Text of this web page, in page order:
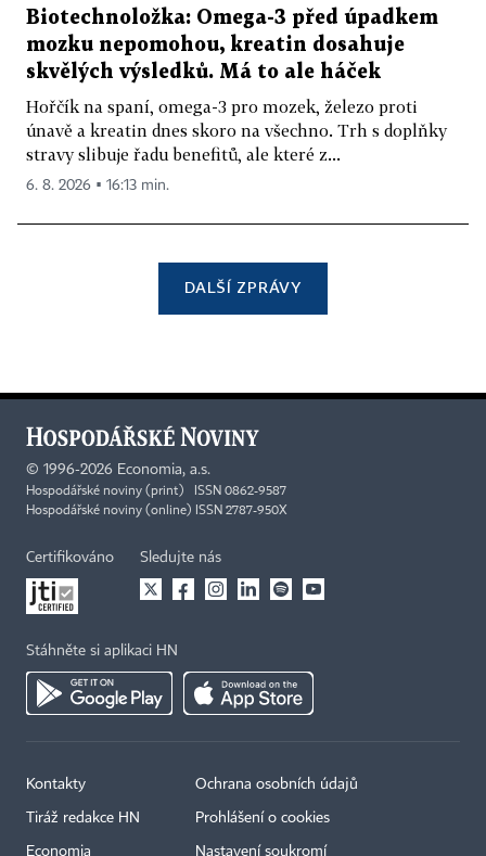
Biotechnoložka: Omega-3 před úpadkem
mozku nepomohou, kreatin dosahuje
skvělých výsledků. Má to ale háček
Hořčík na spaní, omega-3 pro mozek, železo proti
únavě a kreatin dnes skoro na všechno. Trh s doplňky
stravy slibuje řadu benefitů, ale které z...
6. 8. 2026 ▪ 16:13 min.
DALŠÍ ZPRÁVY
© 1996-2026 Economia, a.s.
Hospodářské noviny (print) ISSN 0862-9587
Hospodářské noviny (online) ISSN 2787-950X
Certifikováno Sledujte nás
Stáhněte si aplikaci HN
Kontakty
Tiráž redakce HN
Economia
Ochrana osobních údajů
Prohlášení o cookies
Nastavení soukromí